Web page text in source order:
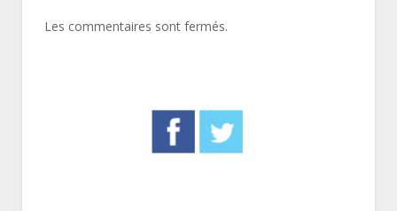
Les commentaires sont fermés.